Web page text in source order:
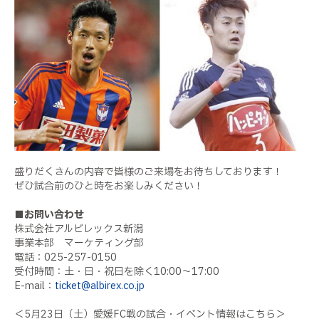
盛りだくさんの内容で皆様のご来場をお待ちしております！
ぜひ試合前のひと時をお楽しみください！
■お問い合わせ
株式会社アルビレックス新潟
事業本部 マーケティング部
電話：025-257-0150
受付時間：土・日・祝日を除く10:00〜17:00
E-mail： ticket@albirex.co.jp
＜5月23日（土）愛媛FC戦の試合・イベント情報はこちら＞